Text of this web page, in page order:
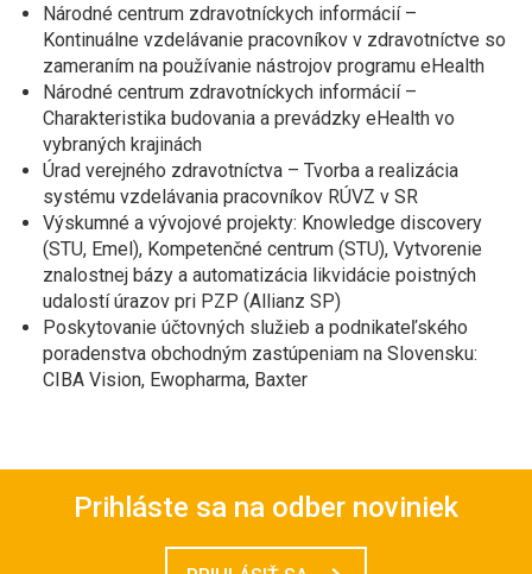
Národné centrum zdravotníckych informácií –
Kontinuálne vzdelávanie pracovníkov v zdravotníctve so
zameraním na používanie nástrojov programu eHealth
Národné centrum zdravotníckych informácií –
Charakteristika budovania a prevádzky eHealth vo
vybraných krajinách
Úrad verejného zdravotníctva – Tvorba a realizácia
systému vzdelávania pracovníkov RÚVZ v SR
Výskumné a vývojové projekty: Knowledge discovery
(STU, Emel), Kompetenčné centrum (STU), Vytvorenie
znalostnej bázy a automatizácia likvidácie poistných
udalostí úrazov pri PZP (Allianz SP)
Poskytovanie účtovných služieb a podnikateľského
poradenstva obchodným zastúpeniam na Slovensku:
CIBA Vision, Ewopharma, Baxter
Prihláste sa na odber noviniek